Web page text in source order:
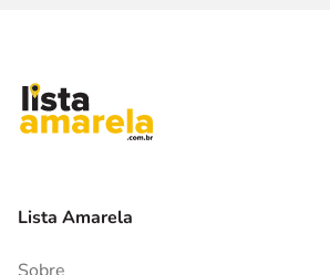
Lista Amarela